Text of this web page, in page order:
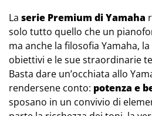
La serie Premium di Yamaha
solo tutto quello che un
ma anche la filosofia Yamaha,
obiettivi e le sue straordinarie
Basta dare un’occhiata allo
rendersene conto: potenza e
sposano in un convivio di